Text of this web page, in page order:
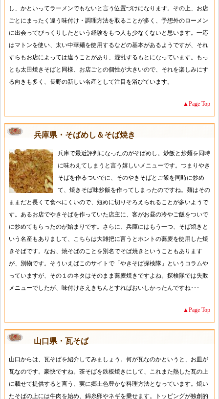
し、かといってラーメンでもないと言う位置づけになります。その上、お店
ごとにまったく違う味付け・調理方法を取ることが多く、予想外のローメン
に出会ってびっくりしたという経験をもつ人も少なくないと思います。一応
はマトンを使い、太い中華麺を使用するなどの基本があるようですが、それ
すらもお店によっては違うことがあり、混乱するもとになっています。もっ
とも太田焼きそばと同様、お店ごとの個性が大きいので、それを楽しみにす
る向きも多く、長野の新しい名産として注目を浴びています。
▲Page Top
兵庫県・そばめし＆そば焼き
兵庫で最近評判になったのがそばめし。炒飯と炒麺を同時
に味わえてしまうと言う嬉しいメニューです。つまりやき
そばを作るついでに、そのやきそばとご飯を同時に炒め
て、焼きそば味炒飯を作ってしまったのですね。麺はその
ままだと長くて食べにくいので、短めに切りそろえられることが多いようで
す。あるお店でやきそばを作っていた店主に、客がお昼の冷やご飯をついで
に炒めてもらったのが始まりです。さらに、兵庫にはもう一つ、そば焼きと
いう名産もありまして、こちらは大雑把に言うとホントの蕎麦を使用した焼
きそばです。なお、焼そばのことを別名でそば焼きということもあります
が、別物です。そういえばこのサイトで「やきそば探検隊」というコラムや
っていますが、その１のネタはそのまま蕎麦焼きですよね。探検隊では失敗
メニューでしたが、味付けさえきちんとすればおいしかったんですね･･･
▲Page Top
山口県・瓦そば
山口からは、瓦そばを紹介してみましょう。何が瓦なのかというと、お皿が
瓦なのです。豪快ですね。茶そばを鉄板焼きにして、これまた熱した瓦の上
に載せて提供すると言う、実に郷土色豊かな料理方法となっています。焼い
たそばの上には牛肉を始め、錦糸卵やネギを乗せます。トッピングが独創的